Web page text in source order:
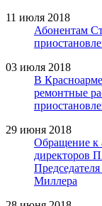
11 июля 2018
Абонентам
03 июля 2018
В
ремонтные
29 июня 2018
Обращение к
директоров
Миллера